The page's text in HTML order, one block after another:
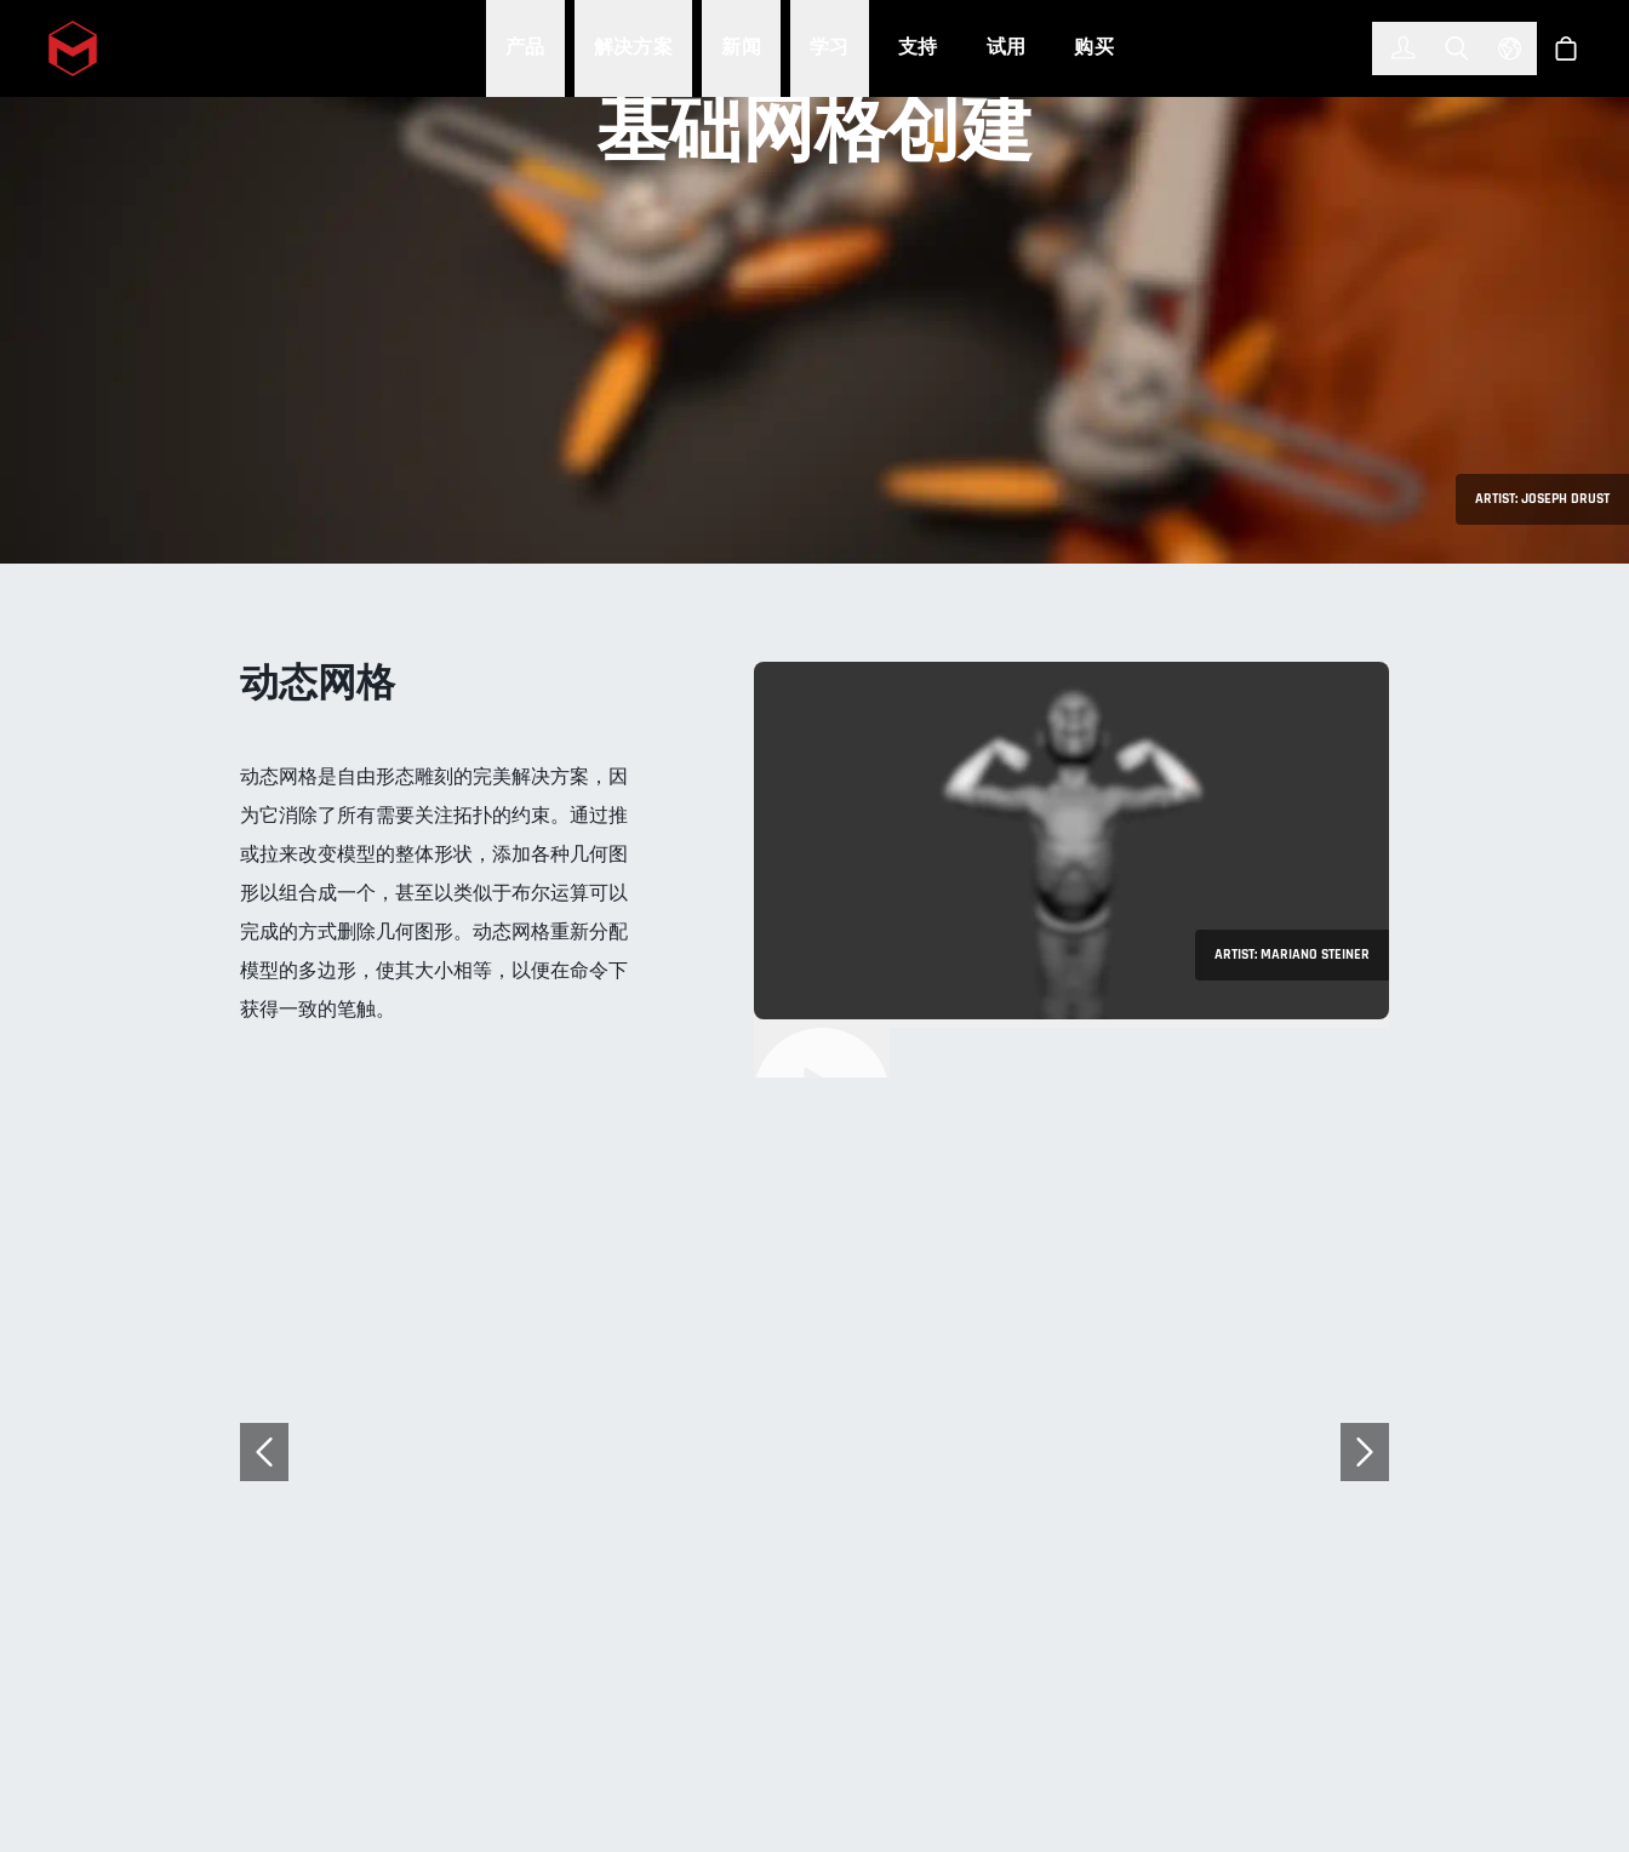
Skip to main content 支持 试用 购买 Select 商店
基础网格创建
ARTIST: JOSEPH DRUST
动态网格
动态网格是自由形态雕刻的完美解决方案，因
为它消除了所有需要关注拓扑的约束。通过推
或拉来改变模型的整体形状，添加各种几何图
形以组合成一个，甚至以类似于布尔运算可以
完成的方式删除几何图形。动态网格重新分配
模型的多边形，使其大小相等，以便在命令下
获得一致的笔触。
ARTIST: MARIANO STEINER